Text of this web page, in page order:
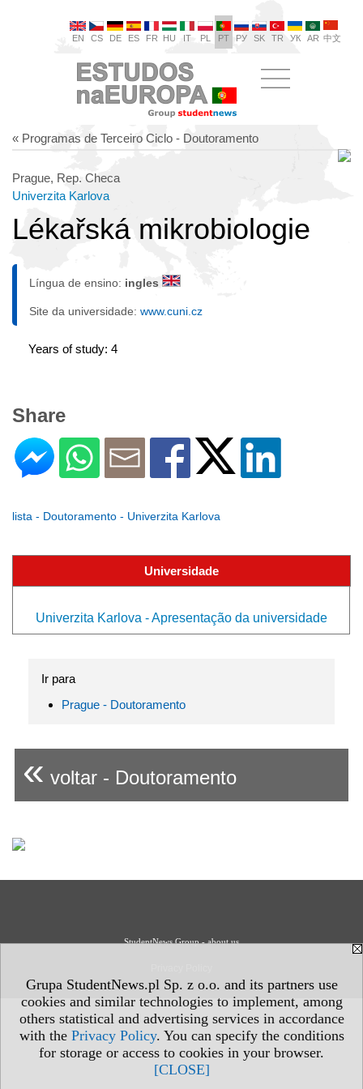
Grupa StudentNews.pl Sp. z o.o. and its partners use
cookies and similar technologies to implement, among
others statistical and advertising services in accordance
with the Privacy Policy. You can specify the conditions
for storage or access to cookies in your browser.
[CLOSE]
EN CS DE ES FR HU IT PL PT РУ SK TR УК AR 中文
« Programas de Terceiro Ciclo - Doutoramento
Prague, Rep. Checa
Univerzita Karlova
Lékařská mikrobiologie
Língua de ensino: ingles
Site da universidade: www.cuni.cz
Years of study: 4
Share
lista - Doutoramento - Univerzita Karlova
Universidade
Univerzita Karlova - Apresentação da universidade
Ir para
Prague - Doutoramento
« voltar - Doutoramento
StudentNews Group - about us